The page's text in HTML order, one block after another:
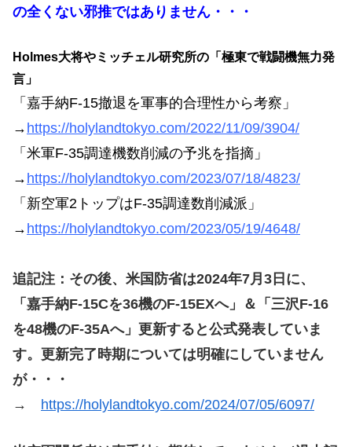
の全くない邪推ではありません・・・
Holmes大将やミッチェル研究所の「極東で戦闘機無力発
言」
「嘉手納F-15撤退を軍事的合理性から考察」
→ https://holylandtokyo.com/2022/11/09/3904/
「米軍F-35調達機数削減の予兆を指摘」
→ https://holylandtokyo.com/2023/07/18/4823/
「新空軍2トップはF-35調達数削減派」
→ https://holylandtokyo.com/2023/05/19/4648/
追記注：その後、米国防省は2024年7月3日に、
「嘉手納F-15Cを36機のF-15EXへ」＆「三沢F-16
を48機のF-35Aへ」更新すると公式発表していま
す。更新完了時期については明確にしていません
が・・・
→ https://holylandtokyo.com/2024/07/05/6097/